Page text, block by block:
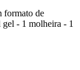
formato de
- 1 molheira - 1